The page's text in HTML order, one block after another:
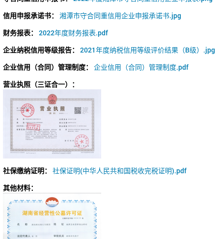
信用申报承诺书：
湘潭市守合同重信用企业申报承诺书.jpg
财务报表：
2022年度财务报表.pdf
企业纳税信用等级报告：
2021年度纳税信用等级评价结果（B级）.jpg
企业信用（合同）管理制度：
企业信用（合同）管理制度.pdf
营业执照（三证合一）：
社保缴纳证明：
社保证明(中华人民共和国税收完税证明).pdf
其他材料：